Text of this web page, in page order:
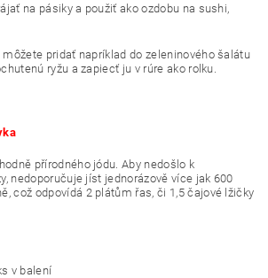
na pásiky a použiť ako ozdobu na sushi,
pridať napríklad do zeleninového šalátu
ryžu a zapiecť ju v rúre ako rolku.
přírodného jódu. Aby nedošlo k
nedoporučuje jíst jednorázově více jak 600
což odpovídá 2 plátům řas, či 1,5 čajové lžičky
v balení